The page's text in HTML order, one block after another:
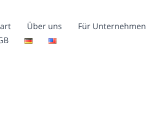
Über uns Für Unternehmen